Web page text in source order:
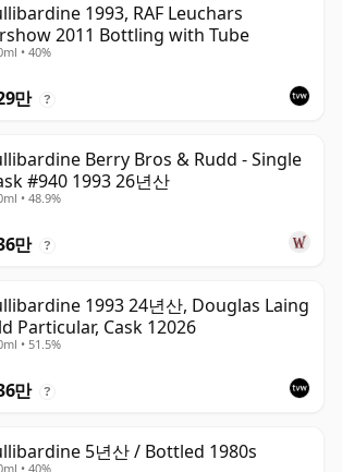
1993, RAF Leuchars
2011 Bottling with Tube
• 40%
만 ?
Berry Bros & Rudd - Single
#940 1993 26년산
• 48.9%
만 ?
1993 24년산, Douglas Laing
Particular, Cask 12026
• 51.5%
만 ?
5년산 / Bottled 1980s
• 40%